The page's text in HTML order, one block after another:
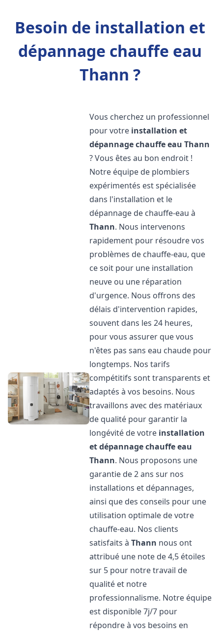
Besoin de installation et
dépannage chauffe eau
Thann ?
Vous cherchez un professionnel
pour votre installation et
dépannage chauffe eau Thann
? Vous êtes au bon endroit !
Notre équipe de plombiers
expérimentés est spécialisée
dans l'installation et le
dépannage de chauffe-eau à
Thann. Nous intervenons
rapidement pour résoudre vos
problèmes de chauffe-eau, que
ce soit pour une installation
neuve ou une réparation
d'urgence. Nous offrons des
délais d'intervention rapides,
souvent dans les 24 heures,
pour vous assurer que vous
n'êtes pas sans eau chaude pour
longtemps. Nos tarifs
compétitifs sont transparents et
adaptés à vos besoins. Nous
travaillons avec des matériaux
de qualité pour garantir la
longévité de votre installation
et dépannage chauffe eau
Thann. Nous proposons une
garantie de 2 ans sur nos
installations et dépannages,
ainsi que des conseils pour une
utilisation optimale de votre
chauffe-eau. Nos clients
satisfaits àThann nous ont
attribué une note de 4,5 étoiles
sur 5 pour notre travail de
qualité et notre
professionnalisme. Notre équipe
est disponible 7j/7 pour
répondre à vos besoins en